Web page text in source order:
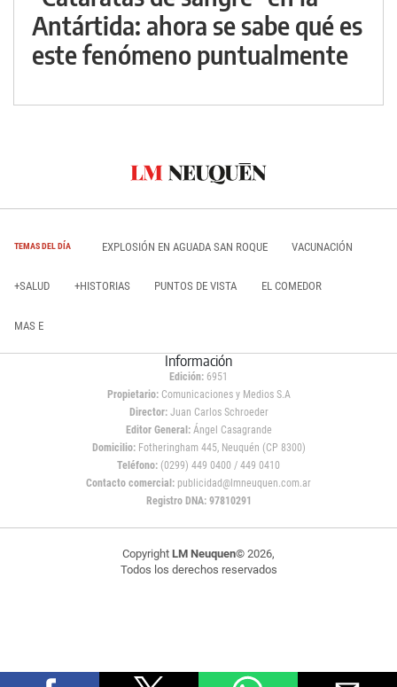
Antártida: ahora se sabe qué es
este fenómeno puntualmente
TEMAS DEL DÍA EXPLOSIÓN EN AGUADA SAN ROQUE VACUNACIÓN
+SALUD +HISTORIAS PUNTOS DE VISTA EL COMEDOR
MAS E
Información
Edición: 6951
Propietario:Comunicaciones y Medios S.A
Director: Juan Carlos Schroeder
Editor General:Ángel Casagrande
Domicilio:Fotheringham 445, Neuquén (CP 8300)
Teléfono: (0299) 449 0400 / 449 0410
Contacto comercial: publicidad@lmneuquen.com.ar
Registro DNA: 97810291
Copyright LM Neuquen© 2026,
Todos los derechos reservados